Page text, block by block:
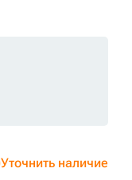
Уточнить наличие